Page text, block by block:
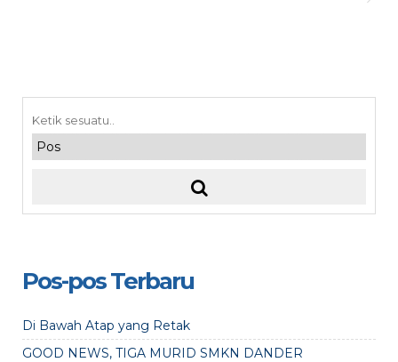
Pos-pos Terbaru
Di Bawah Atap yang Retak
GOOD NEWS, TIGA MURID SMKN DANDER